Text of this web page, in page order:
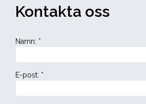
Kontakta oss
Namn: *
E-post: *